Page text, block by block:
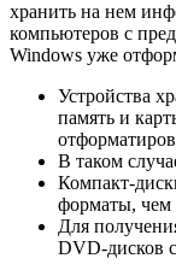
хранить на нем
компьютеров с
Windows уже
Устройства
память и
В таком
Компакт-
форматы, чем
Для
DVD-дисков